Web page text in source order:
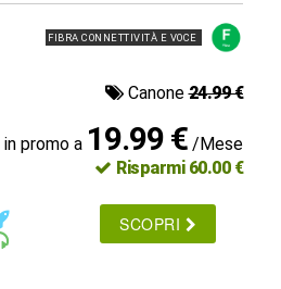
FIBRA CONNETTIVITÀ E VOCE
Canone24.99 €
in promo a 19.99 € /Mese
Risparmi 60.00 €
SCOPRI